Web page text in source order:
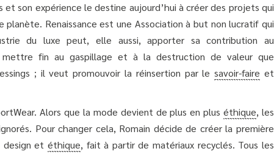
et son expérience le destine aujourd’hui à créer des projets qui
Renaissance est une Association à but non lucratif qui
du luxe peut, elle aussi, apporter sa contribution au
fin au gaspillage et à la destruction de valeur que
; il veut promouvoir la réinsertion par lesavoir-faire et
Alors que la mode devient de plus en pluséthique, les
Pour changer cela, Romain décide de créer la première
design et éthique, fait à partir de matériaux recyclés. Tous les